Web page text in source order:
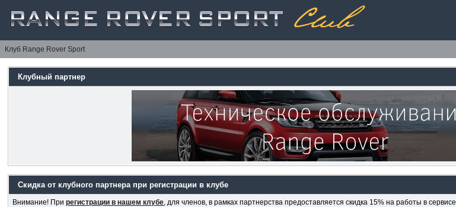
Клуб Range Rover Sport
Клубный партнер
Скидка от клубного партнера при регистрации в клубе
Внимание! Прирегистрации в нашем клубе, для членов, в рамках партнерства предоставляется скидка 15% на работы в сервисе